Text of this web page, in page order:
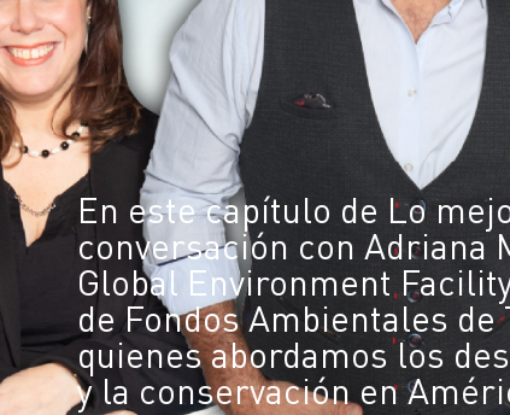
En este capítulo de Lo
conversación con
Global Environment
de Fondos Ambientales de
quienes abordamos los
y la conservación en